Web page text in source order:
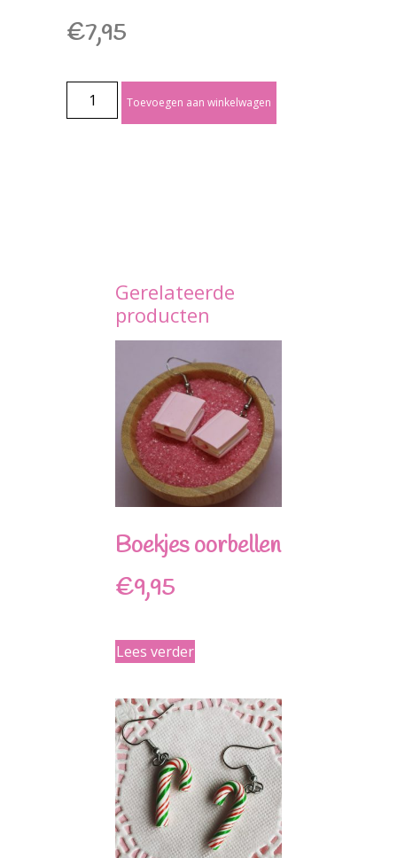
€7,95
Toevoegen aan winkelwagen
Gerelateerde
producten
Boekjes oorbellen
€9,95
Lees verder